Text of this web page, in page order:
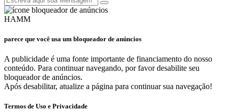
HAMM
parece que você usa um bloqueador de anúncios
A publicidade é uma fonte importante de financiamento do nosso
conteúdo. Para continuar navegando, por favor desabilite seu
bloqueador de anúncios.
Após desabilitar, atualize a página para continuar sua navegação!
Termos de Uso e Privacidade